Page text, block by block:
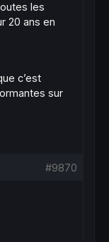
les
20 ans en
c’est
sur
#9870